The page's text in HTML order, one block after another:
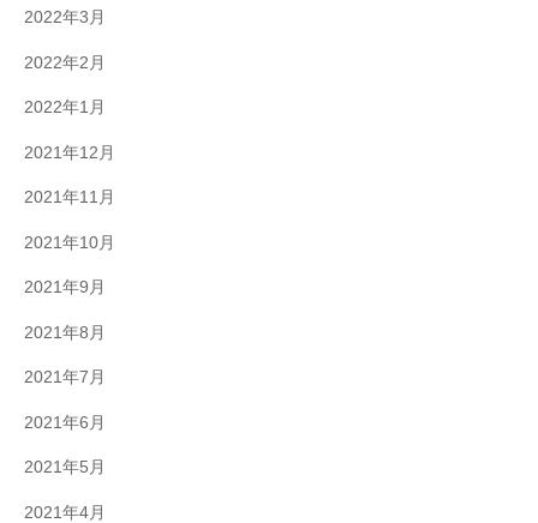
2022年3月
2022年2月
2022年1月
2021年12月
2021年11月
2021年10月
2021年9月
2021年8月
2021年7月
2021年6月
2021年5月
2021年4月